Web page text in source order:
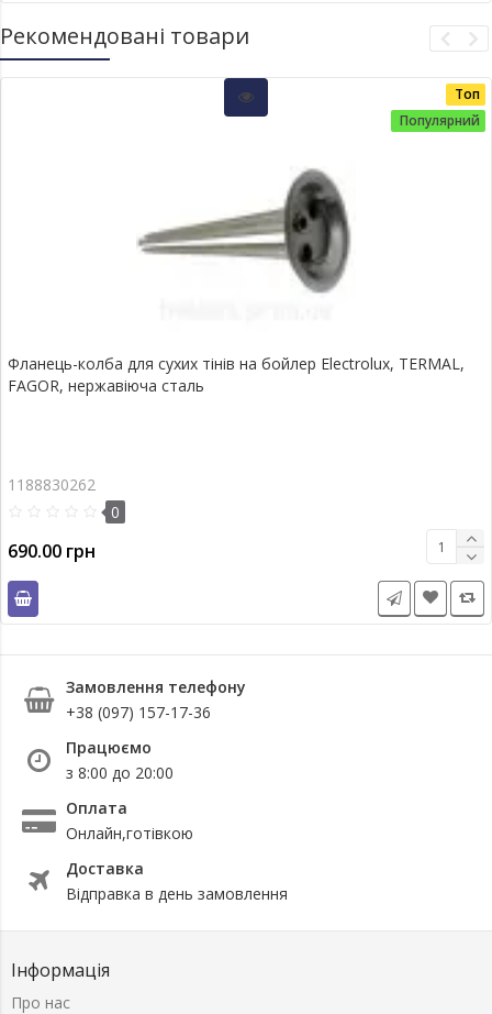
Рекомендовані товари
Топ
Популярний
Фланець-колба для сухих тінів на бойлер Eleсtrolux, TERMAL,
FAGOR, нержавіюча сталь
1188830262
0
690.00 грн
Замовлення телефону
+38 (097) 157-17-36
Працюємо
з 8:00 до 20:00
Оплата
Онлайн,готівкою
Доставка
Відправка в день замовлення
Інформація
Про нас